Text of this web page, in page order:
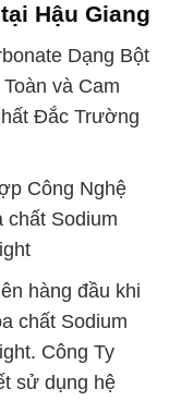
Hậu Giang
Dạng Bột
và Cam
Đắc Trường
Công Nghệ
chất Sodium
hàng đầu khi
chất Sodium
Công Ty
sử dụng hệ